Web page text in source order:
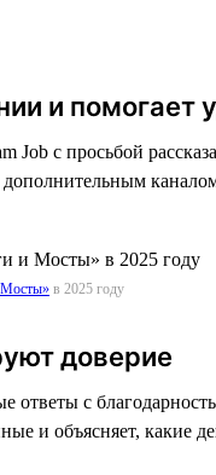
и помогает
с просьбой
Мосты» в 2025 году
доверие
с
и объясняет, какие